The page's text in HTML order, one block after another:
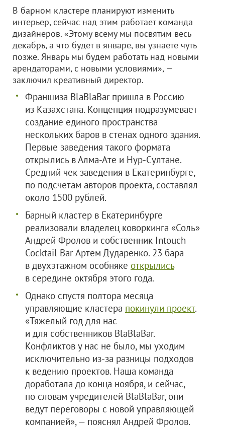
В барном кластере планируют изменить
интерьер, сейчас над этим работает команда
дизайнеров. «Этому всему мы посвятим весь
декабрь, а что будет в январе, вы узнаете чуть
позже. Январь мы будем работать над новыми
арендаторами, с новыми условиями», —
заключил креативный директор.
Франшиза BlaBlaBar пришла в Россию
из Казахстана. Концепция подразумевает
создание единого пространства
нескольких баров в стенах одного здания.
Первые заведения такого формата
открылись в Алма-Ате и Нур-Султане.
Средний чек заведения в Екатеринбурге,
по подсчетам авторов проекта, составлял
около 1500 рублей.
Барный кластер в Екатеринбурге
реализовали владелец коворкинга «Соль»
Андрей Фролов и собственник Intouch
Cocktail Bar Артем Дударенко. 23 бара
в двухэтажном особняке открылись
в середине октября этого года.
Однако спустя полтора месяца
управляющие кластера покинули проект.
«Тяжелый год для нас
и для собственников BlaBlaBar.
Конфликтов у нас не было, мы уходим
исключительно из-за разницы подходов
к ведению проектов. Наша команда
доработала до конца ноября, и сейчас,
по словам учредителей BlaBlaBar, они
ведут переговоры с новой управляющей
компанией», — пояснял Андрей Фролов.